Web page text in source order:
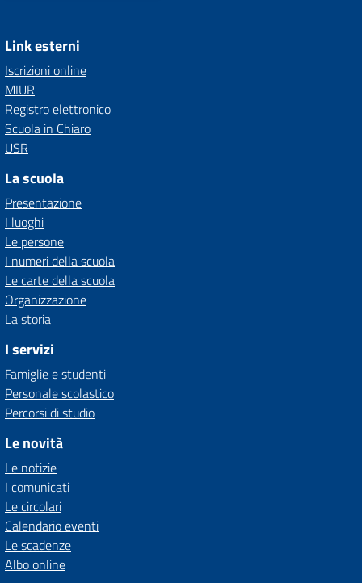
Link esterni
Iscrizioni online
MIUR
Registro elettronico
Scuola in Chiaro
USR
La scuola
Presentazione
I luoghi
Le persone
I numeri della scuola
Le carte della scuola
Organizzazione
La storia
I servizi
Famiglie e studenti
Personale scolastico
Percorsi di studio
Le novità
Le notizie
I comunicati
Le circolari
Calendario eventi
Le scadenze
Albo online